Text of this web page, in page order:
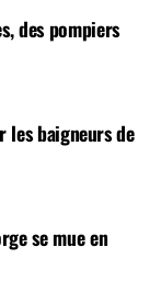
des pompiers
les baigneurs de
se mue en